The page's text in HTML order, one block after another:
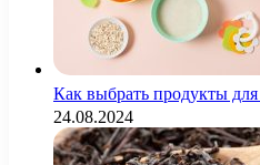
Как выбрать продукты
24.08.2024